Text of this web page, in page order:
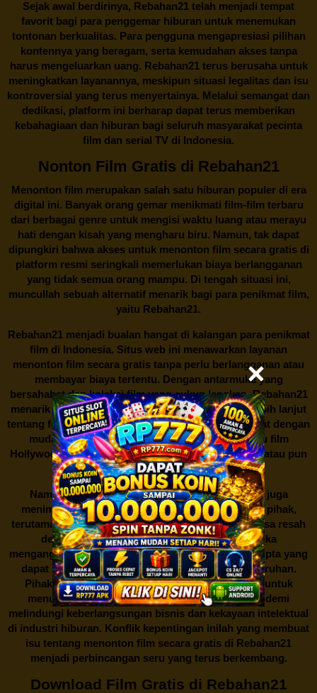
Sejak awal berdirinya, Rebahan21 telah menjadi tempat
favorit bagi para penggemar hiburan untuk menemukan
tontonan berkualitas. Para pengguna mengapresiasi pilihan
kontennya yang beragam, serta kemudahan akses tanpa
harus mengeluarkan uang. Rebahan21terus berusaha untuk
meningkatkan layanannya, meskipun situasi legalitas dan isu
kontroversial yang terus menyertainya. Melalui semangat dan
dedikasi, platform ini berharap dapat terus memberikan
kebahagiaan dan hiburan bagi seluruh masyarakat pecinta
film dan serial TV di Indonesia.
Nonton Film Gratis di Rebahan21
Menonton film merupakan salah satu hiburan populer di era
digital ini. Banyak orang gemar menikmati film-film terbaru
dari berbagai genre untuk mengisi waktu luang atau merayu
hati dengan kisah yang mengharu biru. Namun, tak dapat
dipungkiri bahwa akses untuk menonton film secara gratis di
platform resmi seringkali memerlukan biaya berlangganan
yang tidak semua orang mampu. Di tengah situasi ini,
muncullah sebuah alternatif menarik bagi para penikmat film,
yaitu Rebahan21.
Rebahan21menjadi bualan hangat di kalangan para penikmat
film di Indonesia. Situs web ini menawarkan layanan
menonton film secara gratis tanpa perlu berlangganan atau
membayar biaya tertentu. Dengan antarmuka yang
bersahabat dan koleksi film yang cukup lengkap,Rebahan21
menarik minat banyak orang untuk mencari tahu lebih lanjut
tentang fenomena ini. Sebagai pengguna, Anda dapat dengan
mudah mencari film yang ingin ditonton, baik itu film
Hollywood terbaru, drama Korea yang sedang hits, atau pun
produksi film lokal dengan kualitas terbaik.
Namun, seperti halnya cerita manis,Rebahan21juga
menimbulkan kontroversi di industri film. Banyak pihak,
terutama produsen film dan pemilik hak cipta, merasa resah
dengan maraknya situs-situs seperti ini. Mereka
menganggapnya sebagai bentuk pelanggaran hak cipta yang
dapat merugikan industri perfilman secara keseluruhan.
Pihak berwenang pun turut terlibat dalam upaya untuk
menutup situs-situs ilegal semacam Rebahan21 demi
melindungi keberlangsungan bisnis dan kekayaan intelektual
di industri hiburan. Konflik kepentingan inilah yang membuat
isu tentang menonton film secara gratis di Rebahan21
menjadi perbincangan seru yang terus berkembang.
Download Film Gratis di Rebahan21